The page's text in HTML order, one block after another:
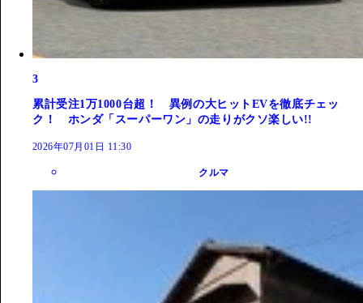
3
累計受注1万1000台超！ 異例の大ヒットEVを徹底チェッ
ク！ ホンダ「スーパーワン」の走りがクソ楽しい!!
2026年07月01日 11:30
クルマ